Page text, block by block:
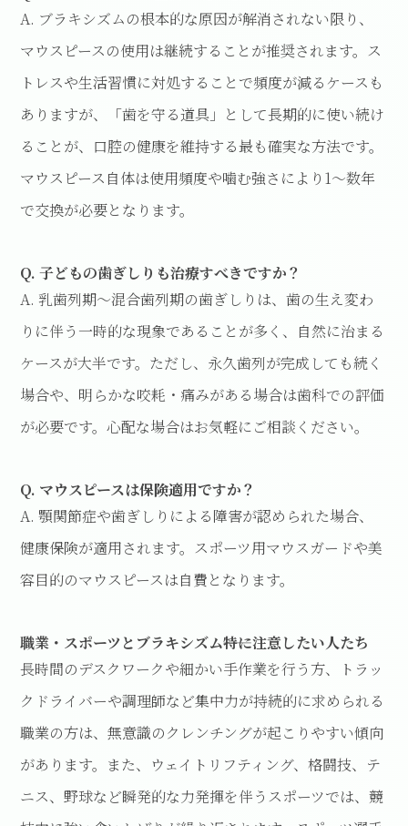
A. ブラキシズムの根本的な原因が解消されない限り、
マウスピースの使用は継続することが推奨されます。ス
トレスや生活習慣に対処することで頻度が減るケースも
ありますが、「歯を守る道具」として長期的に使い続け
ることが、口腔の健康を維持する最も確実な方法です。
マウスピース自体は使用頻度や噛む強さにより1〜数年
で交換が必要となります。
Q. 子どもの歯ぎしりも治療すべきですか？
A. 乳歯列期〜混合歯列期の歯ぎしりは、歯の生え変わ
りに伴う一時的な現象であることが多く、自然に治まる
ケースが大半です。ただし、永久歯列が完成しても続く
場合や、明らかな咬耗・痛みがある場合は歯科での評価
が必要です。心配な場合はお気軽にご相談ください。
Q. マウスピースは保険適用ですか？
A. 顎関節症や歯ぎしりによる障害が認められた場合、
健康保険が適用されます。スポーツ用マウスガードや美
容目的のマウスピースは自費となります。
職業・スポーツとブラキシズム――特に注意したい人たち
長時間のデスクワークや細かい手作業を行う方、トラッ
クドライバーや調理師など集中力が持続的に求められる
職業の方は、無意識のクレンチングが起こりやすい傾向
があります。また、ウェイトリフティング、格闘技、テ
ニス、野球など瞬発的な力発揮を伴うスポーツでは、競